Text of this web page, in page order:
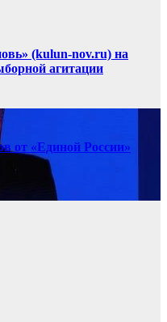
(kulun-nov.ru) на
агитации
от «Единой России»